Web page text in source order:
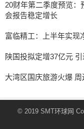
20财年第二季度预览
会报告稳定增长
富临精工：上半年实现
陕国投拟定增37亿元
大湾区国庆旅游火爆
© 2019 SMT环球网